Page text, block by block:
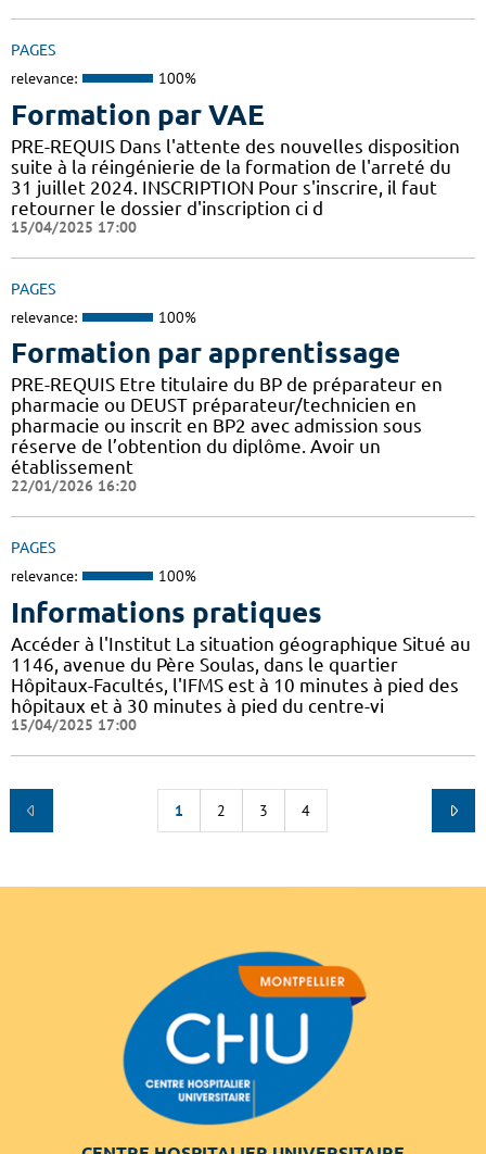
PAGES
relevance: 100%
Formation par VAE
PRE-REQUIS Dans l'attente des nouvelles disposition
suite à la réingénierie de la formation de l'arreté du
31 juillet 2024. INSCRIPTION Pour s'inscrire, il faut
retourner le dossier d'inscription ci d
15/04/2025 17:00
PAGES
relevance: 100%
Formation par apprentissage
PRE-REQUIS Etre titulaire du BP de préparateur en
pharmacie ou DEUST préparateur/technicien en
pharmacie ou inscrit en BP2 avec admission sous
réserve de l’obtention du diplôme. Avoir un
établissement
22/01/2026 16:20
PAGES
relevance: 100%
Informations pratiques
Accéder à l'Institut La situation géographique Situé au
1146, avenue du Père Soulas, dans le quartier
Hôpitaux-Facultés, l'IFMS est à 10 minutes à pied des
hôpitaux et à 30 minutes à pied du centre-vi
15/04/2025 17:00
1 2 3 4